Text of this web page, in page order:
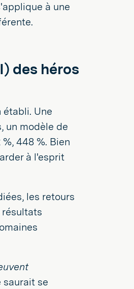
à une
des héros
établi. Une
un modèle de
448 %. Bien
à l'esprit
les retours
résultats
saurait se